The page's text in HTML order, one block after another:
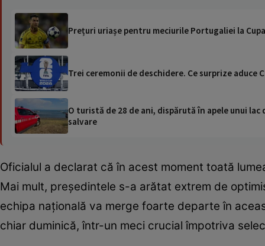
Prețuri uriașe pentru meciurile Portugaliei la
Trei ceremonii de deschidere. Ce surprize aduce
O turistă de 28 de ani, dispărută în apele unui
salvare
Oficialul a declarat că în acest moment toată
Mai mult, președintele s-a arătat extrem de
echipa națională va merge foarte departe în
chiar duminică, într-un meci crucial împotriva